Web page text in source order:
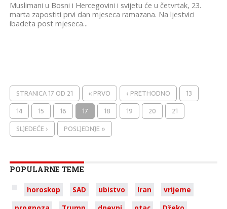
Muslimani u Bosni i Hercegovini i svijetu će u četvrtak, 23.
marta zapostiti prvi dan mjeseca ramazana. Na ljestvici
ibadeta post mjeseca...
STRANICA 17 OD 21 « PRVO ‹ PRETHODNO
13
14
15 16 17 18 19 20
21
SLJEDEĆE ›
POSLJEDNJE »
POPULARNE TEME
horoskop SAD ubistvo Iran
vrijeme